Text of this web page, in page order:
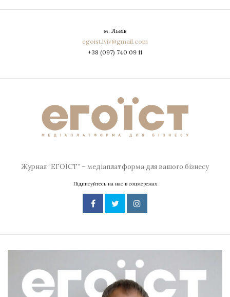
м. Львів
egoist.lviv@gmail.com
+38 (097) 740 09 11
Журнал “ЕГОЇСТ” – медіаплатформа для вашого бізнесу
Підписуйтесь на нас в соцмережах